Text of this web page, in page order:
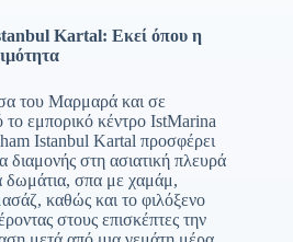
Kartal: Εκεί όπου η
του Μαρμαρά και σε
εμπορικό κέντρο IstMarina
Istanbul Kartal προσφέρει
διαμονής στη ασιατική πλευρά
δωμάτια, σπα με χαμάμ,
καθώς και το φιλόξενο
στους επισκέπτες την